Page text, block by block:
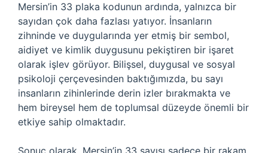
Mersin’in 33 plaka kodunun ardında, yalnızca bir
sayıdan çok daha fazlası yatıyor. İnsanların
zihninde ve duygularında yer etmiş bir sembol,
aidiyet ve kimlik duygusunu pekiştiren bir işaret
olarak işlev görüyor. Bilişsel, duygusal ve sosyal
psikoloji çerçevesinden baktığımızda, bu sayı
insanların zihinlerinde derin izler bırakmakta ve
hem bireysel hem de toplumsal düzeyde önemli bir
etkiye sahip olmaktadır.
Sonuç olarak, Mersin’in 33 sayısı sadece bir rakam